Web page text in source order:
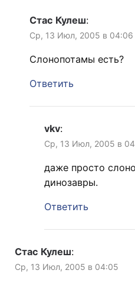
Стас Кулеш:
Ср, 13 Июл, 2005 в 04:06
Слонопотамы есть?
Ответить
vkv:
Ср, 13 Июл, 2005 в
даже просто
динозавры.
Ответить
Стас Кулеш:
Ср, 13 Июл, 2005 в 04:05